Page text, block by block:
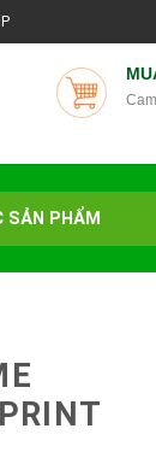
SẢN PHẨM